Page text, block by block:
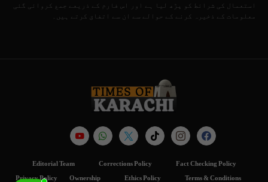
استعمال کی شرائط کو پڑھ لیا ہے اور اس فارم کے ذریعے جمع کروائی گئی
معلومات کے ذخیرہ کرنے کے حوالے سے ان سے اتفاق کرتے ہیں۔
Fact Checking Policy
Corrections Policy
Editorial Team
Terms & Conditions
Ethics Policy
Ownership
Privacy Policy